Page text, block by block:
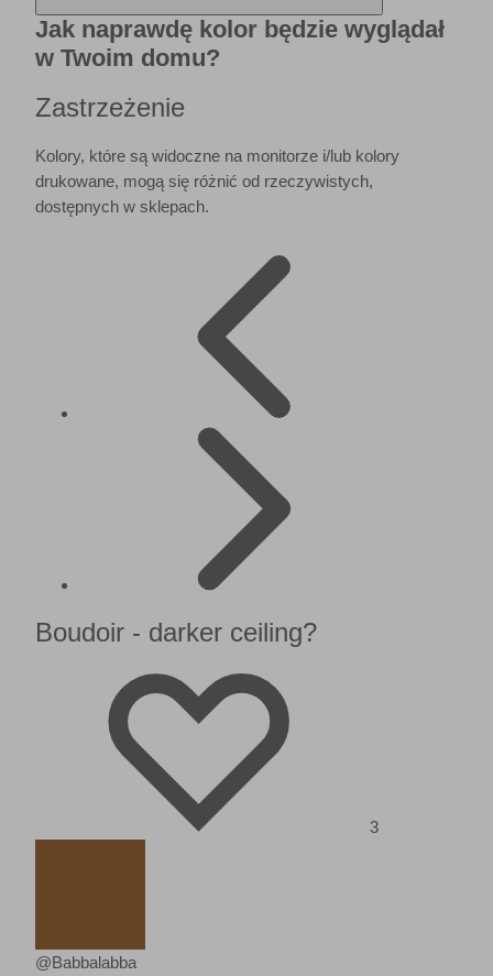
Jak naprawdę kolor będzie wyglądał
w Twoim domu?
Zastrzeżenie
Kolory, które są widoczne na monitorze i/lub kolory
drukowane, mogą się różnić od rzeczywistych,
dostępnych w sklepach.
Boudoir - darker ceiling?
3
@Babbalabba